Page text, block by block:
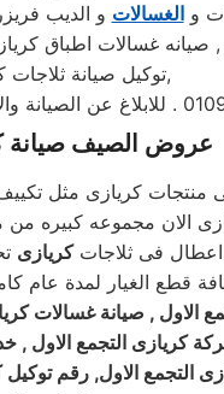
والغسالات و الديب
صيانه غسالات اطباق
,توكيل صيانة ثلاجات
عروض الصيف صيانة
منتجات كريازى مثل
الان مجموعه كبيره من
اعطال فى ثلاجاتكريازى
الاول , صيانة غسالات
كريازى التجمع الاول ,
التجمع الاول, رقم توكيل